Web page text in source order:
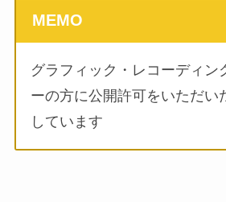
MEMO
グラフィック・レコーディン
ーの方に公開許可をいただい
しています